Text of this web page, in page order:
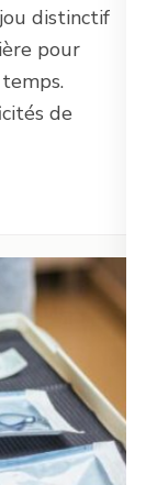
distinctif
pour
de